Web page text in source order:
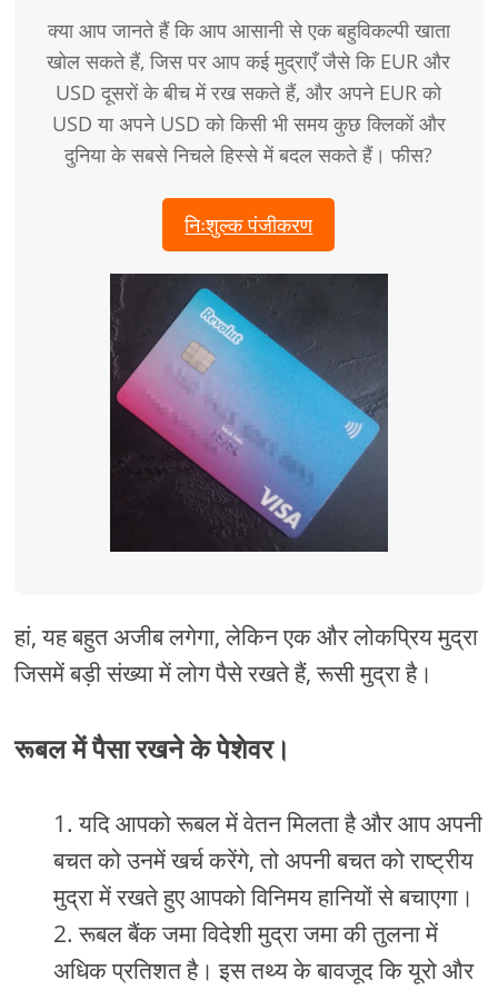
क्या आप जानते हैं कि आप आसानी से एक बहुविकल्पी खाता
खोल सकते हैं, जिस पर आप कई मुद्राएँ जैसे कि EUR और
USD दूसरों के बीच में रख सकते हैं, और अपने EUR को
USD या अपने USD को किसी भी समय कुछ क्लिकों और
दुनिया के सबसे निचले हिस्से में बदल सकते हैं। फीस?
निःशुल्क पंजीकरण
हां, यह बहुत अजीब लगेगा, लेकिन एक और लोकप्रिय मुद्रा
जिसमें बड़ी संख्या में लोग पैसे रखते हैं, रूसी मुद्रा है।
रूबल में पैसा रखने के पेशेवर।
यदि आपको रूबल में वेतन मिलता है और आप अपनी
बचत को उनमें खर्च करेंगे, तो अपनी बचत को राष्ट्रीय
मुद्रा में रखते हुए आपको विनिमय हानियों से बचाएगा।
रूबल बैंक जमा विदेशी मुद्रा जमा की तुलना में
अधिक प्रतिशत है। इस तथ्य के बावजूद कि यूरो और